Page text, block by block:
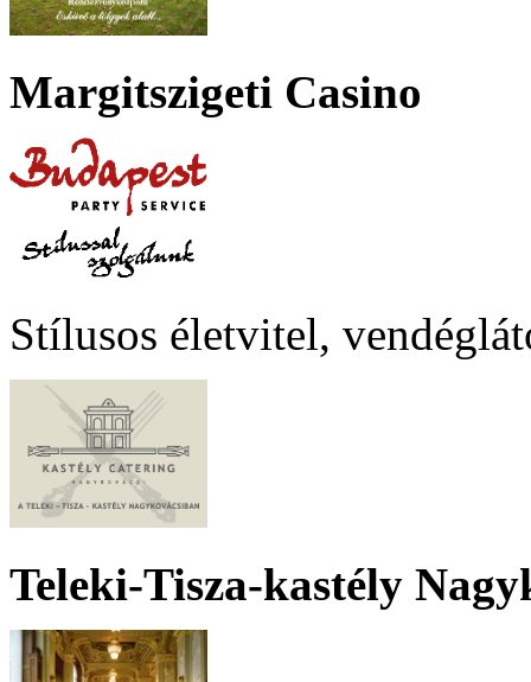
Margitszigeti Casino
Stílusos életvitel,
Teleki-Tisza-kastély